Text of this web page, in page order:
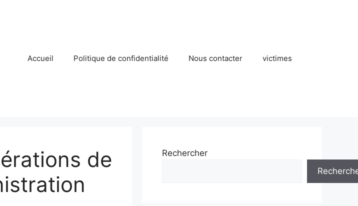
Accueil Politique de confidentialité Nous contacter victimes
de
Rechercher